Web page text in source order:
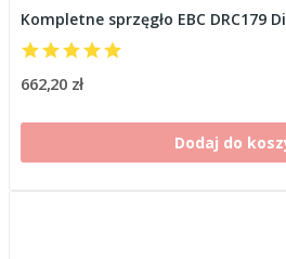
Kompletne sprzęgło EBC DRC179
662,20 zł
Dodaj do